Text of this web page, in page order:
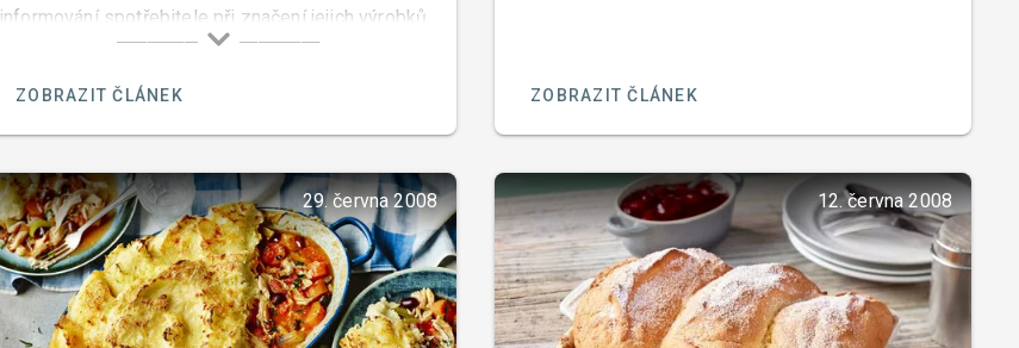
informování spotřebitele při značení jejich výrobků.
V § 9 je zároveň stanovena povinnost řádně
tedy jejich složení.
ZOBRAZIT ČLÁNEK ZOBRAZIT ČLÁNEK
29. června 2008 12. června 2008